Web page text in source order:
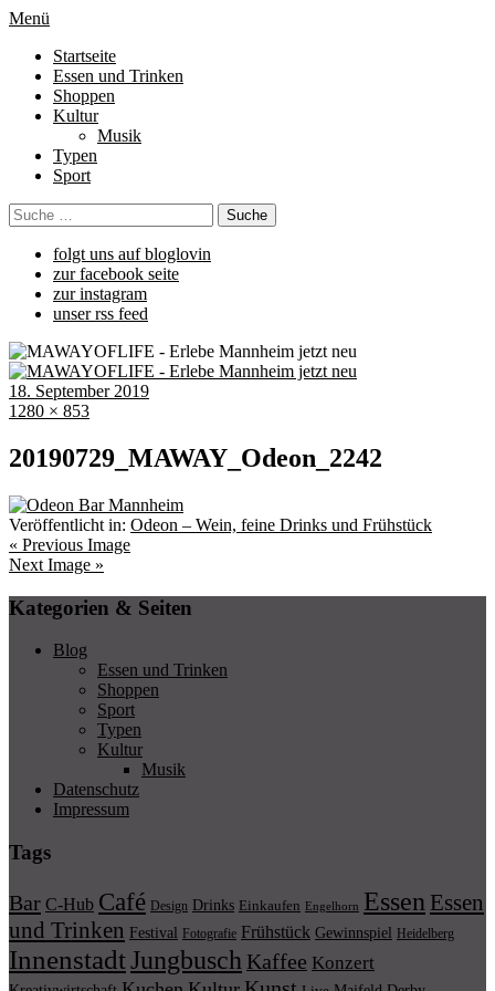
Menü
Startseite
Essen und Trinken
Shoppen
Kultur
Musik
Typen
Sport
folgt uns auf bloglovin
zur facebook seite
zur instagram
unser rss feed
18. September 2019
1280 × 853
20190729_MAWAY_Odeon_2242
Veröffentlicht in: Odeon – Wein, feine Drinks und Frühstück
« Previous Image
Next Image »
Kategorien & Seiten
Blog
Essen und Trinken
Shoppen
Sport
Typen
Kultur
Musik
Datenschutz
Impressum
Tags
Bar C-Hub Café Design Drinks Einkaufen Engelhorn Essen Essen
und Trinken Festival Fotografie Frühstück Gewinnspiel Heidelberg
InnenstadtJungbusch Kaffee Konzert